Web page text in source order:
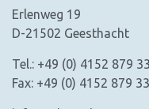
Erlenweg 19
D-21502 Geesthacht
Tel.: +49 (0) 4152 879
Fax: +49 (0) 4152 879